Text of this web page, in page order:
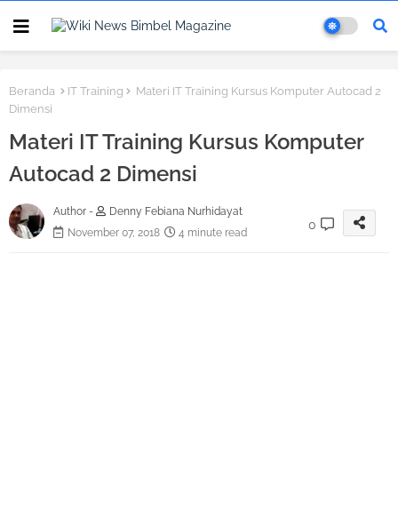
Beranda IT Training
Materi IT Training Kursus Komputer Autocad 2
Dimensi
Materi IT Training Kursus Komputer
Autocad 2 Dimensi
Author -
Denny Febiana Nurhidayat
November 07, 2018
4 minute read
0